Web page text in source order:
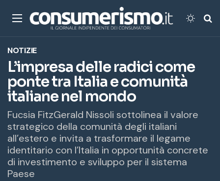
Menu
NOTIZIE
L’impresa delle radici come
ponte tra Italia e comunità
italiane nel mondo
Fucsia FitzGerald Nissoli sottolinea il valore
strategico della comunità degli italiani
all’estero e invita a trasformare il legame
identitario con l’Italia in opportunità concrete
di investimento e sviluppo per il sistema
Paese